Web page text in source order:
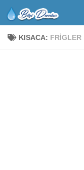
KISACA: FRIGLER